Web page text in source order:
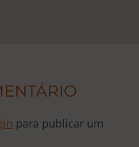
para publicar um